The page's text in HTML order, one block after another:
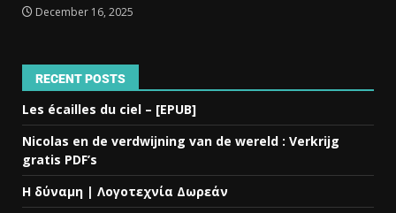
December 16, 2025
RECENT POSTS
Les écailles du ciel – [EPUB]
Nicolas en de verdwijning van de wereld : Verkrijg
gratis PDF’s
Η δύναμη | Λογοτεχνία Δωρεάν